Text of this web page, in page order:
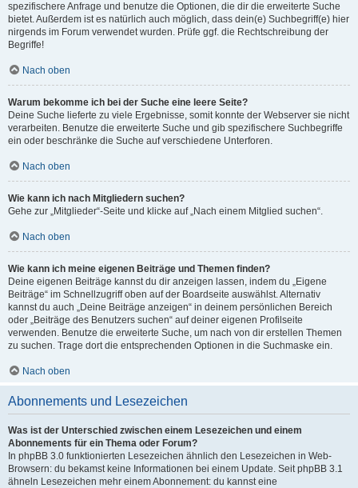
spezifischere Anfrage und benutze die Optionen, die dir die erweiterte Suche
bietet. Außerdem ist es natürlich auch möglich, dass dein(e) Suchbegriff(e) hier
nirgends im Forum verwendet wurden. Prüfe ggf. die Rechtschreibung der
Begriffe!
Nach oben
Warum bekomme ich bei der Suche eine leere Seite?
Deine Suche lieferte zu viele Ergebnisse, somit konnte der Webserver sie nicht
verarbeiten. Benutze die erweiterte Suche und gib spezifischere Suchbegriffe
ein oder beschränke die Suche auf verschiedene Unterforen.
Nach oben
Wie kann ich nach Mitgliedern suchen?
Gehe zur „Mitglieder“-Seite und klicke auf „Nach einem Mitglied suchen“.
Nach oben
Wie kann ich meine eigenen Beiträge und Themen finden?
Deine eigenen Beiträge kannst du dir anzeigen lassen, indem du „Eigene
Beiträge“ im Schnellzugriff oben auf der Boardseite auswählst. Alternativ
kannst du auch „Deine Beiträge anzeigen“ in deinem persönlichen Bereich
oder „Beiträge des Benutzers suchen“ auf deiner eigenen Profilseite
verwenden. Benutze die erweiterte Suche, um nach von dir erstellen Themen
zu suchen. Trage dort die entsprechenden Optionen in die Suchmaske ein.
Nach oben
Abonnements und Lesezeichen
Was ist der Unterschied zwischen einem Lesezeichen und einem
Abonnements für ein Thema oder Forum?
In phpBB 3.0 funktionierten Lesezeichen ähnlich den Lesezeichen in Web-
Browsern: du bekamst keine Informationen bei einem Update. Seit phpBB 3.1
ähneln Lesezeichen mehr einem Abonnement: du kannst eine